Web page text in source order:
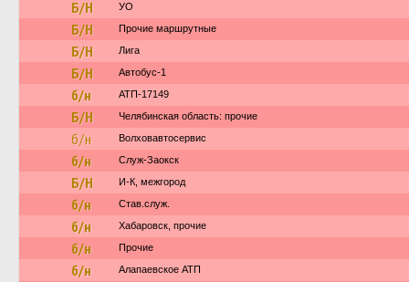
Б/Н УО
Б/Н Прочие маршрутные
Б/Н Лига
Б/Н Автобус-1
б/н АТП-17149
Б/Н Челябинская область: прочие
б/н Волховавтосервис
б/н Служ-Заокск
Б/Н И-К, межгород
б/н Став.служ.
б/н Хабаровск, прочие
б/н Прочие
б/н Алапаевское АТП